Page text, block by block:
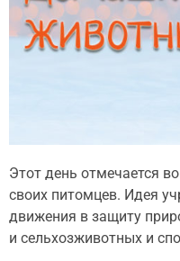
Этот день отмечается
своих питомцев. Идея
движения в защиту
и сельхозживотных и